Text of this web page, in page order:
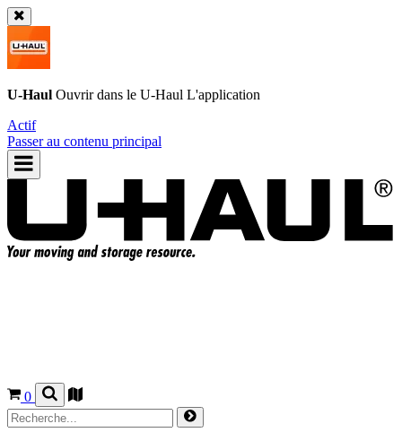
U-Haul Ouvrir dans le U-Haul L'application
Actif
Passer au contenu principal
0